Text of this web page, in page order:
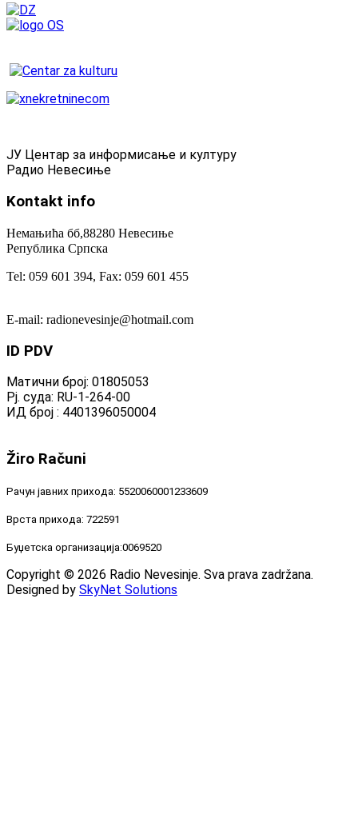
ЈУ Центар за информисање и културу
Радио Невесиње
Kontakt info
Немањића бб,88280 Невесиње
Република Српска
Tel: 059 601 394, Fax: 059 601 455
E-mail: radionevesinje@hotmail.com
ID PDV
Матични број: 01805053
Рј. суда: RU-1-264-00
ИД број : 4401396050004
Žiro Računi
Рачун јавних прихода: 5520060001233609
Врста прихода: 722591
Буџетска организација:0069520
Copyright © 2026 Radio Nevesinje. Sva prava zadržana.
Designed by SkyNet Solutions